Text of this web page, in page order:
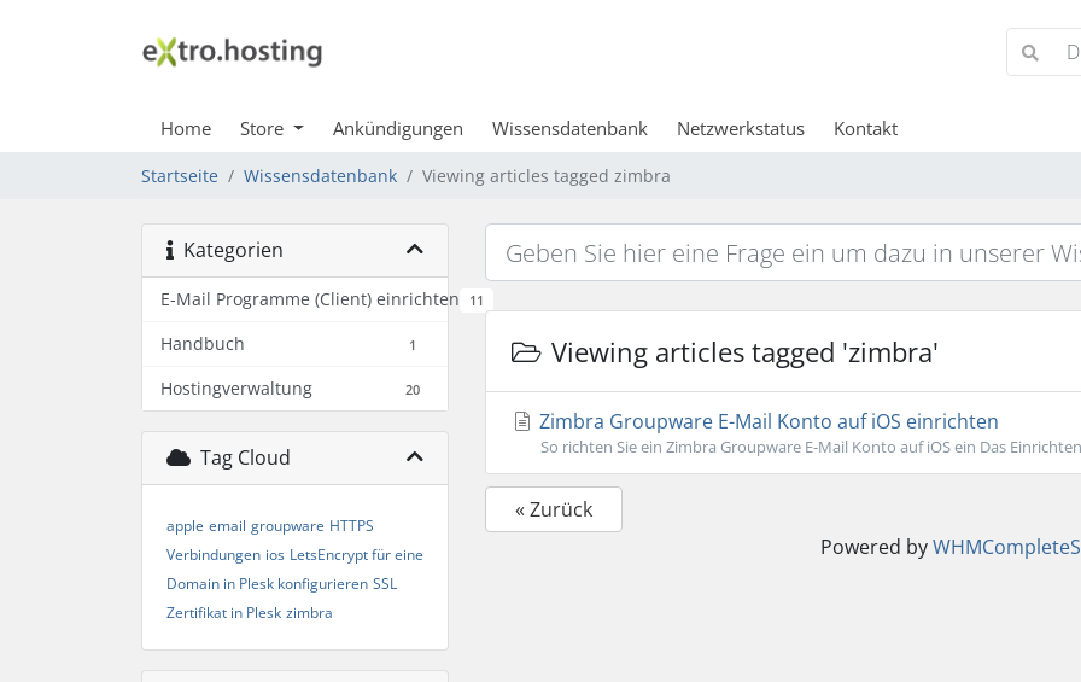
Home Store Ankündigungen Wissensdatenbank Netzwerkstatus Kontakt
Startseite Wissensdatenbank Viewing articles tagged zimbra
Kategorien
E-Mail Programme (Client) einrichten 11
Handbuch 1
Hostingverwaltung 20
Tag Cloud
apple email groupware HTTPS
Verbindungen ios LetsEncrypt für eine
Domain in Plesk konfigurieren SSL
Zertifikat in Plesk zimbra
Viewing articles tagged 'zimbra'
Zimbra Groupware E-Mail Konto auf iOS einrichten
So richten Sie ein Zimbra Groupware E-Mail Konto auf iOS ein Das
« Zurück
Powered by